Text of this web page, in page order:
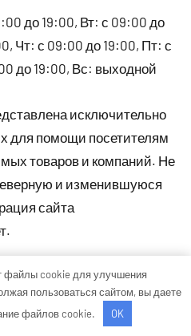
до 19:00, Вт: с 09:00 до
Чт: с 09:00 до 19:00, Пт: с
до 19:00, Вс: выходной
исключительно
для помощи посетителям
товаров и компаний. Не
и изменившуюся
сайта
файлы cookie для улучшения
пользоваться сайтом, вы даете
файлов cookie.
OK